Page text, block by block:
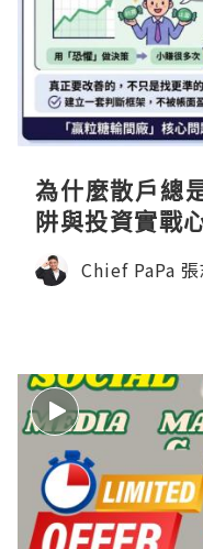
為什麼散戶總
阱與投資實戰
Chief PaPa